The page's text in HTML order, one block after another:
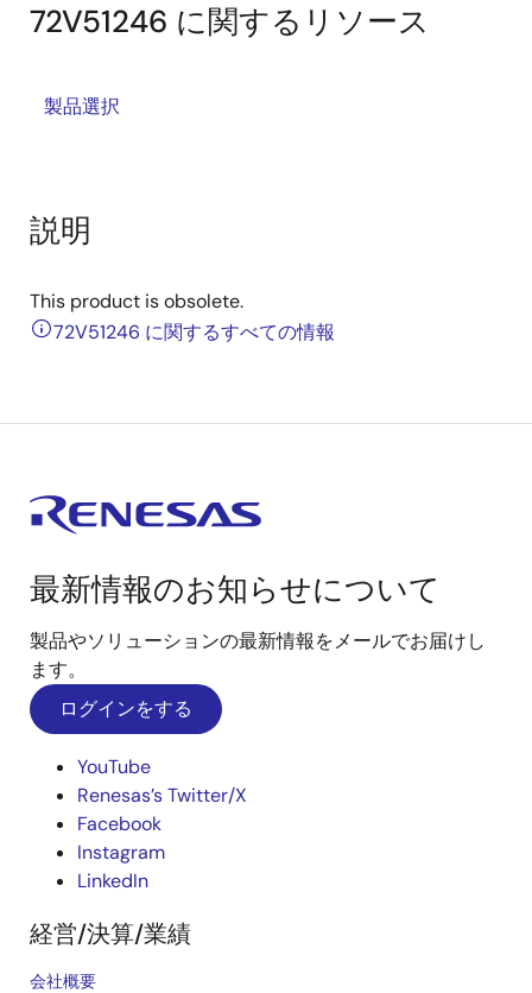
72V51246 に関するリソース
製品選択
説明
This product is obsolete.
72V51246 に関するすべての情報
最新情報のお知らせについて
製品やソリューションの最新情報をメールでお届けし
ます。
ログインをする
YouTube
Renesas’s Twitter/X
Facebook
Instagram
LinkedIn
経営/決算/業績
会社概要